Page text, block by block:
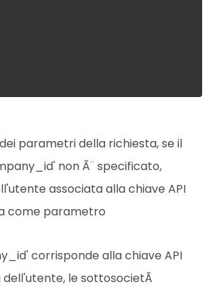
parametri della richiesta, se il
non Ã¨ specificato,
associata alla chiave API
come parametro
corrisponde alla chiave API
dell'utente, le sottosocietÃ